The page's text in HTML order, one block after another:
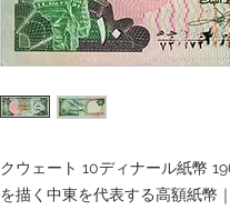
クウェート 10ディナール紙幣
を描く中東を代表する高額紙幣